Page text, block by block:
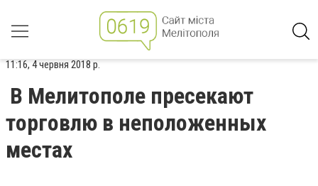
11:16, 4 червня 2018 р.
В Мелитополе пресекают
торговлю в неположенных
местах